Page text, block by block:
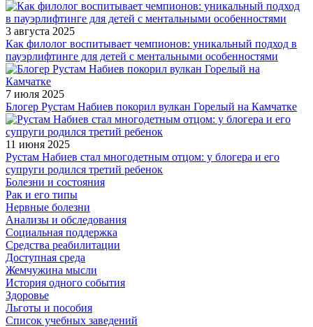
3 августа 2025
Как филолог воспитывает чемпионов: уникальный подход в
пауэрлифтинге для детей с ментальными особенностями
7 июля 2025
Блогер Рустам Набиев покорил вулкан Горелый на Камчатке
11 июня 2025
Рустам Набиев стал многодетным отцом: у блогера и его
супруги родился третий ребенок
Болезни и состояния
Рак и его типы
Нервные болезни
Анализы и обследования
Социальная поддержка
Средства реабилитации
Доступная среда
Жемчужина мысли
История одного события
Здоровье
Льготы и пособия
Список учебных заведений